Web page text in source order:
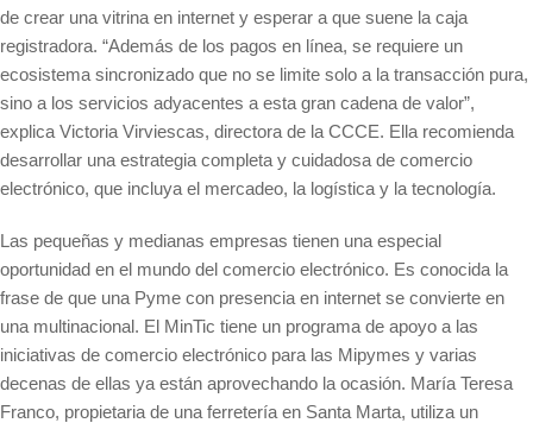
de crear una vitrina en internet y esperar a que suene la caja
registradora. “Además de los pagos en línea, se requiere un
ecosistema sincronizado que no se limite solo a la transacción pura,
sino a los servicios adyacentes a esta gran cadena de valor”,
explica Victoria Virviescas, directora de la CCCE. Ella recomienda
desarrollar una estrategia completa y cuidadosa de comercio
electrónico, que incluya el mercadeo, la logística y la tecnología.
Las pequeñas y medianas empresas tienen una especial
oportunidad en el mundo del comercio electrónico. Es conocida la
frase de que una Pyme con presencia en internet se convierte en
una multinacional. El MinTic tiene un programa de apoyo a las
iniciativas de comercio electrónico para las Mipymes y varias
decenas de ellas ya están aprovechando la ocasión. María Teresa
Franco, propietaria de una ferretería en Santa Marta, utiliza un